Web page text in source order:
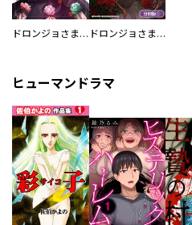
ドロンジョさまは転生しても悪役令嬢のままだった ドロンジョさまは転生しても悪役令嬢のままだった【分冊版】
ヒューマンドラマ